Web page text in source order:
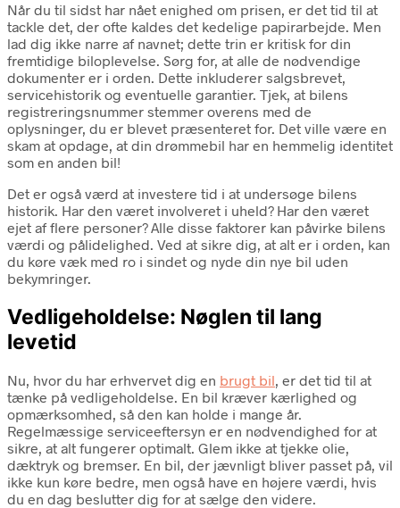
Når du til sidst har nået enighed om prisen, er det tid til at
tackle det, der ofte kaldes det kedelige papirarbejde. Men
lad dig ikke narre af navnet; dette trin er kritisk for din
fremtidige biloplevelse. Sørg for, at alle de nødvendige
dokumenter er i orden. Dette inkluderer salgsbrevet,
servicehistorik og eventuelle garantier. Tjek, at bilens
registreringsnummer stemmer overens med de
oplysninger, du er blevet præsenteret for. Det ville være en
skam at opdage, at din drømmebil har en hemmelig identitet
som en anden bil!
Det er også værd at investere tid i at undersøge bilens
historik. Har den været involveret i uheld? Har den været
ejet af flere personer? Alle disse faktorer kan påvirke bilens
værdi og pålidelighed. Ved at sikre dig, at alt er i orden, kan
du køre væk med ro i sindet og nyde din nye bil uden
bekymringer.
Vedligeholdelse: Nøglen til lang
levetid
Nu, hvor du har erhvervet dig en brugt bil , er det tid til at
tænke på vedligeholdelse. En bil kræver kærlighed og
opmærksomhed, så den kan holde i mange år.
Regelmæssige serviceeftersyn er en nødvendighed for at
sikre, at alt fungerer optimalt. Glem ikke at tjekke olie,
dæktryk og bremser. En bil, der jævnligt bliver passet på, vil
ikke kun køre bedre, men også have en højere værdi, hvis
du en dag beslutter dig for at sælge den videre.